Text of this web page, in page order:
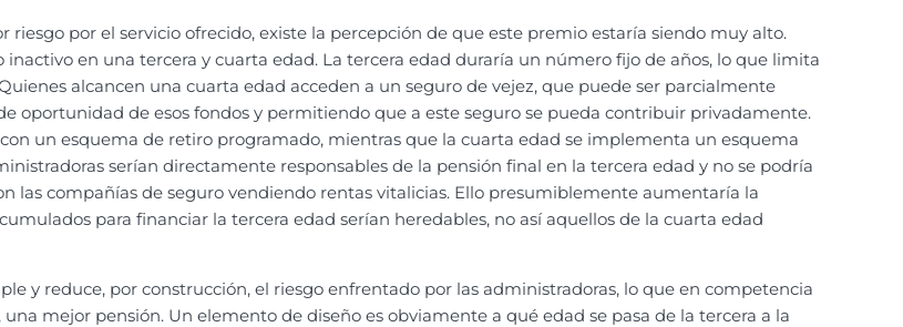
por el servicio ofrecido, existe la percepción de que este premio estaría siendo muy alto.
en una tercera y cuarta edad. La tercera edad duraría un número fijo de años, lo que limita
alcancen una cuarta edad acceden a un seguro de vejez, que puede ser parcialmente
oportunidad de esos fondos y permitiendo que a este seguro se pueda contribuir privadamente.
un esquema de retiro programado, mientras que la cuarta edad se implementa un esquema
serían directamente responsables de la pensión final en la tercera edad y no se podría
las compañías de seguro vendiendo rentas vitalicias. Ello presumiblemente aumentaría la
para financiar la tercera edad serían heredables, no así aquellos de la cuarta edad
y reduce, por construcción, el riesgo enfrentado por las administradoras, lo que en competencia
mejor pensión. Un elemento de diseño es obviamente a qué edad se pasa de la tercera a la